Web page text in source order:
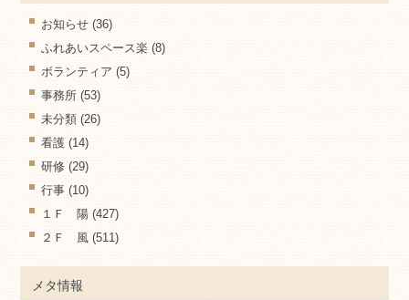
お知らせ (36)
ふれあいスペース楽 (8)
ボランティア (5)
事務所 (53)
未分類 (26)
看護 (14)
研修 (29)
行事 (10)
１Ｆ 陽 (427)
２Ｆ 風 (511)
メタ情報